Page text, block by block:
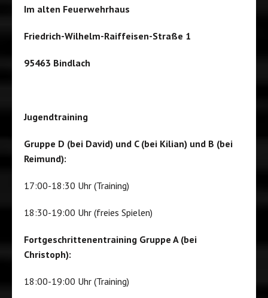
Im alten Feuerwehrhaus
Friedrich-Wilhelm-Raiffeisen-Straße 1
95463 Bindlach
Jugendtraining
Gruppe D (bei David) und C (bei Kilian) und B (bei
Reimund):
17:00-18:30 Uhr (Training)
18:30-19:00 Uhr (freies Spielen)
Fortgeschrittenentraining Gruppe A (bei
Christoph):
18:00-19:00 Uhr (Training)